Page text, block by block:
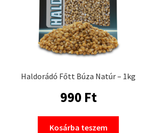
Haldorádó Főtt Búza Natúr – 1kg
990 Ft
Kosárba teszem